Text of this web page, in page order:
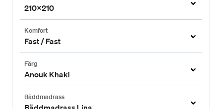
210x210
Komfort
Fast / Fast
Färg
Anouk Khaki
Bäddmadrass